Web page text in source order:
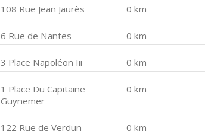
108 Rue Jean Jaurès 0 km
6 Rue de Nantes 0 km
3 Place Napoléon Iii 0 km
1 Place Du Capitaine
Guynemer
0 km
122 Rue de Verdun 0 km